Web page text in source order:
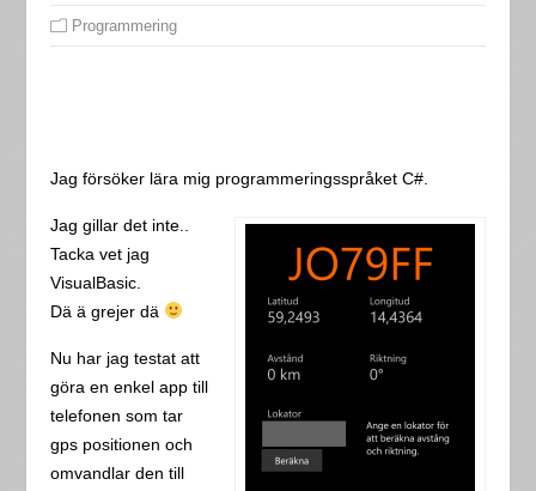
Programmering
Jag försöker lära mig programmeringsspråket C#.
Jag gillar det inte..
Tacka vet jag
VisualBasic.
Dä ä grejer dä
Nu har jag testat att
göra en enkel app till
telefonen som tar
gps positionen och
omvandlar den till